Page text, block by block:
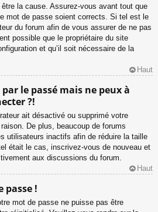
la cause. Assurez-vous avant tout que
mot de passe soient corrects. Si tel est le
du forum afin de vous assurer de ne pas
possible que le propriétaire du site
et qu’il soit nécessaire de la
Haut
le passé mais ne peux à
?!
ait désactivé ou supprimé votre
De plus, beaucoup de forums
utilisateurs inactifs afin de réduire la taille
était le cas, inscrivez-vous de nouveau et
aux discussions du forum.
Haut
passe !
mot de passe ne puisse pas être